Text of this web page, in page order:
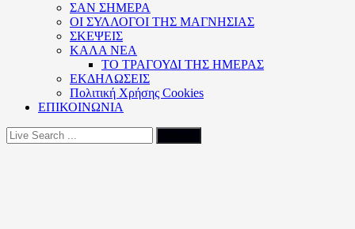
ΣΑΝ ΣΗΜΕΡΑ
ΟΙ ΣΥΛΛΟΓΟΙ ΤΗΣ ΜΑΓΝΗΣΙΑΣ
ΣΚΕΨΕΙΣ
ΚΑΛΑ ΝΕΑ
ΤΟ ΤΡΑΓΟΥΔΙ ΤΗΣ ΗΜΕΡΑΣ
ΕΚΔΗΛΩΣΕΙΣ
Πολιτική Xρήσης Cookies
ΕΠΙΚΟΙΝΩΝΙΑ